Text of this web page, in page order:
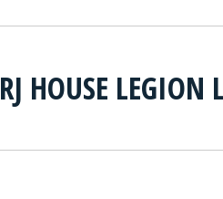
RJ HOUSE LEGION